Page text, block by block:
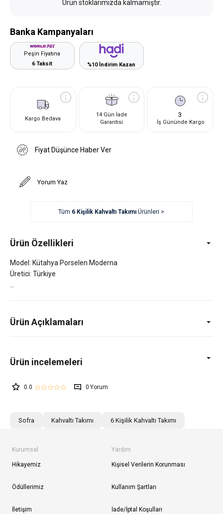
Ürün stoklarımızda kalmamıştır.
Banka Kampanyaları
Peşin Fiyatına
6 Taksit
%10 İndirim Kazan
Kargo Bedava
14 Gün İade
Garantisi
3
İş Gününde Kargo
Fiyat Düşünce Haber Ver
Yorum Yaz
Tüm 6 Kişilik Kahvaltı Takımı Ürünleri >
Ürün Özellikleri
Model: Kütahya Porselen Moderna
Üretici: Türkiye
Ürün Açıklamaları
0.0 0
Sofra Kahvaltı Takımı 6 Kişilik Kahvaltı Takımı
Kurumsal
Hikayemiz
Ödüllerimiz
İletişim
Yardım
Kişisel Verilerin Korunması
Kullanım Şartları
İade/İptal Koşulları